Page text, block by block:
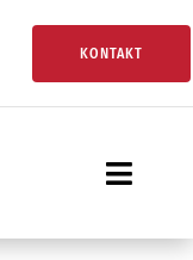
KONTAKT
Toggle